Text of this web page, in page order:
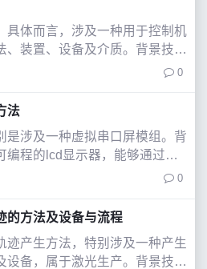
具体而言，涉及一种用于控制机
、装置、设备及介质。背景技
术领域中得到最广泛实际应用的
制造、医学治疗、娱乐服务、军
索等领域都能见到它
0
法
是涉及一种虚拟串口屏模组。背
编程的lcd显示器，能够通过串
通信。、在相关技术中，针对串
要电脑端调试软件下载后，通过
，然后观看运行的
0
的方法及设备与流程
迹产生方法，特别涉及一种产生
设备，属于激光生产。背景技